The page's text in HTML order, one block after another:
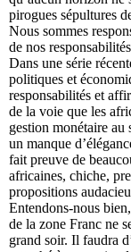
pirogues sépultures
Nous sommes
de nos
Dans une série
politiques et
responsabilités et
de la voie que les
gestion monétaire
un manque
fait preuve de
africaines, chiche,
propositions
Entendons-nous
de la zone Franc ne
grand soir. Il faudra